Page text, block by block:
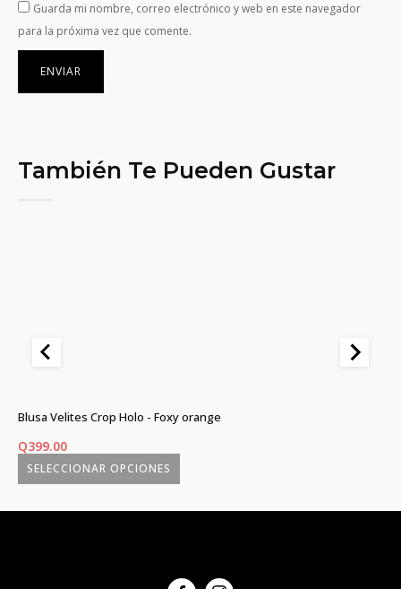
Guarda mi nombre, correo electrónico y web en este navegador
para la próxima vez que comente.
También Te Pueden Gustar
SELECCIONAR OPCIONES
producto
Blusa Velites Crop Holo - Foxy orange
Q399.00